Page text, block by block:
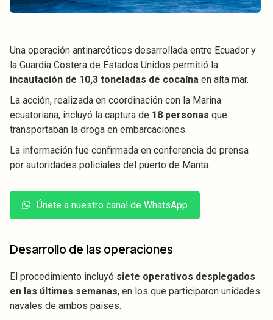
Una operación antinarcóticos desarrollada entre Ecuador y
la Guardia Costera de Estados Unidos permitió la
incautación de 10,3 toneladas de cocaína en alta mar.
La acción, realizada en coordinación con la Marina
ecuatoriana, incluyó la captura de 18 personas que
transportaban la droga en embarcaciones.
La información fue confirmada en conferencia de prensa
por autoridades policiales del puerto de Manta.
Únete a nuestro canal de WhatsApp
Desarrollo de las operaciones
El procedimiento incluyó siete operativos desplegados
en las últimas semanas, en los que participaron unidades
navales de ambos países.